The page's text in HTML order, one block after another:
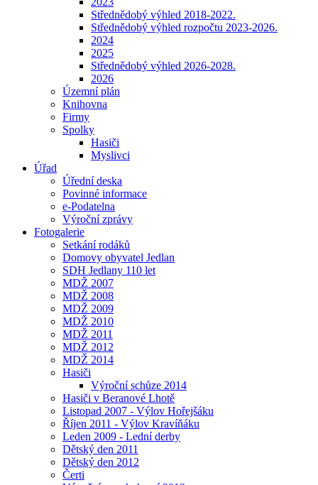
Střednědobý výhled 2018-2022.
Střednědobý výhled rozpočtu 2023-2026.
2024
2025
Střednědobý výhled 2026-2028.
2026
Územní plán
Knihovna
Firmy
Spolky
Hasiči
Myslivci
Úřad
Úřední deska
Povinné informace
e-Podatelna
Výroční zprávy
Fotogalerie
Setkání rodáků
Domovy obyvatel Jedlan
SDH Jedlany 110 let
MDŽ 2007
MDŽ 2008
MDŽ 2009
MDŽ 2010
MDŽ 2011
MDŽ 2012
MDŽ 2014
Hasiči
Výroční schůze 2014
Hasiči v Beranové Lhotě
Listopad 2007 - Výlov Hořejšáku
Říjen 2011 - Výlov Kravíňáku
Leden 2009 - Lední derby
Dětský den 2011
Dětský den 2012
Čerti